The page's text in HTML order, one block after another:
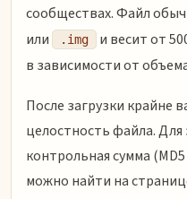
сообществах. Файл
или .img
и весит от
в зависимости от
После загрузки крайне
целостность файла. Для
контрольная сумма
можно найти на